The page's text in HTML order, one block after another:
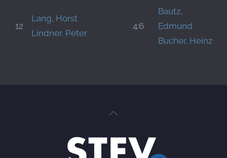
12
Lang, Horst
Lindner, Peter
4:6
Bautz,
Edmund
Bucher, Heinz